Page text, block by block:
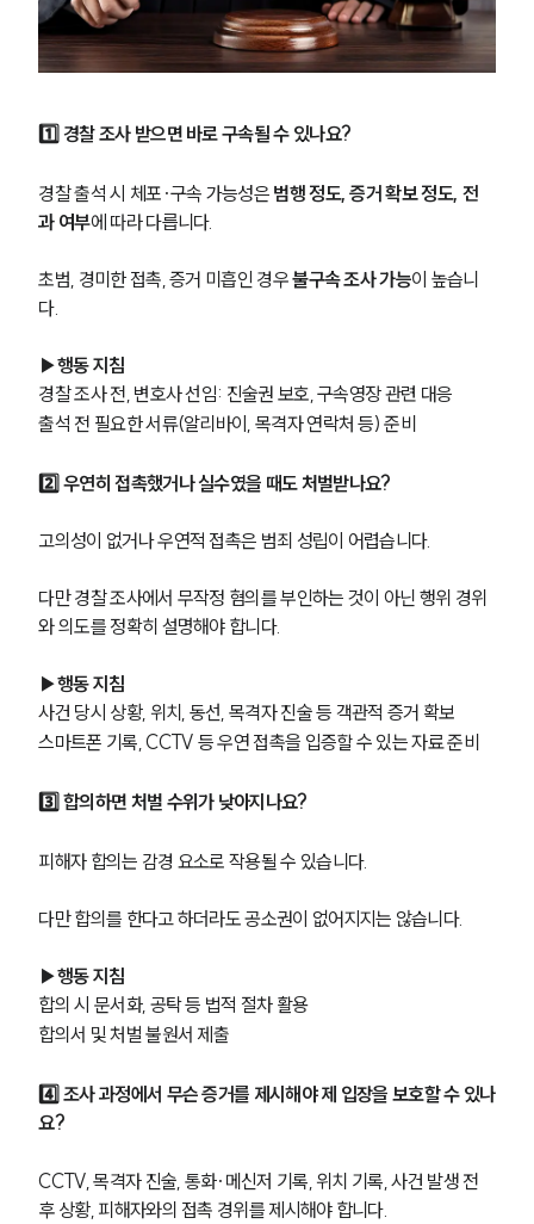
주요 업무사례
사례분석/최신동향
법률정보
고객후기
업무분야
전체
성범죄전문변호사
소식/자료
언론보도
공지사항
법률서식
뉴스레터/브로슈어
대륜법률상담예약
1️⃣ 경찰 조사 받으면 바로 구속될 수 있나요?
경찰 출석 시 체포·구속 가능성은 범행 정도, 증거 확보 정도, 전
과 여부에 따라 다릅니다.
초범, 경미한 접촉, 증거 미흡인 경우 불구속 조사 가능이 높습니
다.
▶행동 지침
경찰 조사 전, 변호사 선임: 진술권 보호, 구속영장 관련 대응
출석 전 필요한 서류(알리바이, 목격자 연락처 등) 준비
2️⃣ 우연히 접촉했거나 실수였을 때도 처벌받나요?
고의성이 없거나 우연적 접촉은 범죄 성립이 어렵습니다.
다만 경찰 조사에서 무작정 혐의를 부인하는 것이 아닌 행위 경위
와 의도를 정확히 설명해야 합니다.
▶행동 지침
사건 당시 상황, 위치, 동선, 목격자 진술 등 객관적 증거 확보
스마트폰 기록, CCTV 등 우연 접촉을 입증할 수 있는 자료 준비
3️⃣ 합의하면 처벌 수위가 낮아지나요?
피해자 합의는 감경 요소로 작용될 수 있습니다.
다만 합의를 한다고 하더라도 공소권이 없어지지는 않습니다.
▶행동 지침
합의 시 문서화, 공탁 등 법적 절차 활용
합의서 및 처벌 불원서 제출
4️⃣ 조사 과정에서 무슨 증거를 제시해야 제 입장을 보호할 수 있나
요?
CCTV, 목격자 진술, 통화·메신저 기록, 위치 기록, 사건 발생 전
후 상황, 피해자와의 접촉 경위를 제시해야 합니다.